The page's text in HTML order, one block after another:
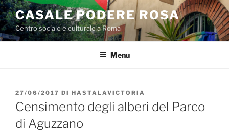
Salta
al
contenuto
CASALE PODERE ROSA
Centro sociale e culturale a Roma
Menu
PUBBLICATO
IL
27/06/2017 DI HASTALAVICTORIA
Censimento degli alberi del Parco
di Aguzzano